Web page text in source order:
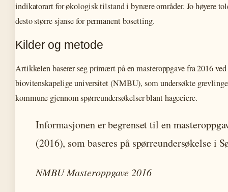
indikatorart for økologisk tilstand i bynære områder. Jo høyere
desto større sjanse for permanent bosetting.
Kilder og metode
Artikkelen baserer seg primært på en masteroppgave fra 2016
biovitenskapelige universitet (NMBU), som undersøkte
kommune gjennom spørreundersøkelser blant hageeiere.
Informasjonen er begrenset til en
(2016), som baseres på spørreundersøkelse i
NMBU Masteroppgave 2016